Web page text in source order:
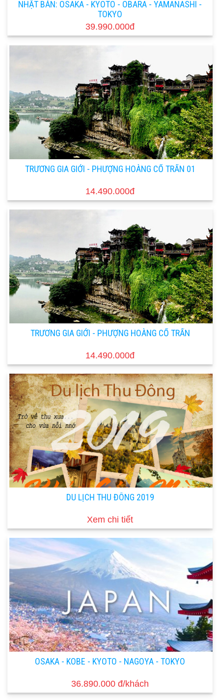
NHẬT BẢN: OSAKA - KYOTO - OBARA - YAMANASHI -
TOKYO
39.990.000đ
TRƯƠNG GIA GIỚI - PHƯỢNG HOÀNG CỔ TRẤN 01
14.490.000đ
TRƯƠNG GIA GIỚI - PHƯỢNG HOÀNG CỔ TRẤN
14.490.000đ
DU LỊCH THU ĐÔNG 2019
Xem chi tiết
OSAKA - KOBE - KYOTO - NAGOYA - TOKYO
36.890.000 đ/khách